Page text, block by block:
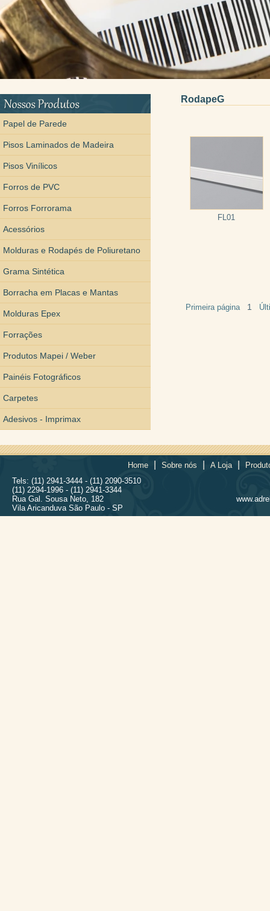
Papel de Parede
Pisos Laminados de Madeira
Pisos Vinílicos
Forros de PVC
Forros Forrorama
Acessórios
Molduras e Rodapés de Poliuretano
Grama Sintética
Borracha em Placas e Mantas
Molduras Epex
Forrações
Produtos Mapei / Weber
Painéis Fotográficos
Carpetes
Adesivos - Imprimax
RodapeG
FL01
Primeira página 1
Home Sobre nós A Loja
Tels: (11) 2941-3444 - (11) 2090-3510
(11) 2294-1996 - (11) 2941-3344
Rua Gal. Sousa Neto, 182
Vila Aricanduva São Paulo - SP